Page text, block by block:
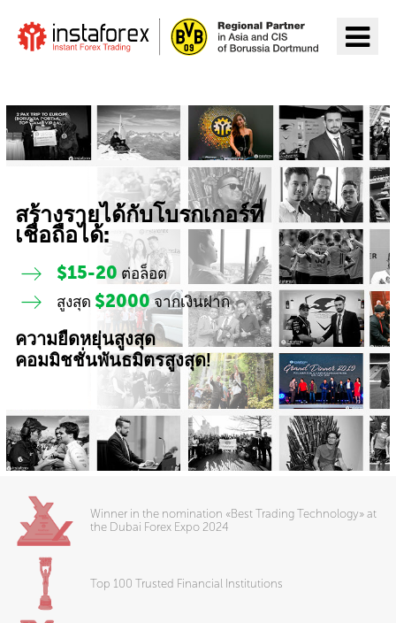
สร้างรายได้กับโบรกเกอร์ที่
เชื่อถือได้:
$15-20 ต่อล็อต
สูงสุด $2000จากเงินฝาก
ความยืดหยุ่นสูงสุด
คอมมิชชั่นพันธมิตรสูงสุด!
Winner in the nomination «Best Trading Technology» at
the Dubai Forex Expo 2024
Top 100 Trusted Financial Institutions